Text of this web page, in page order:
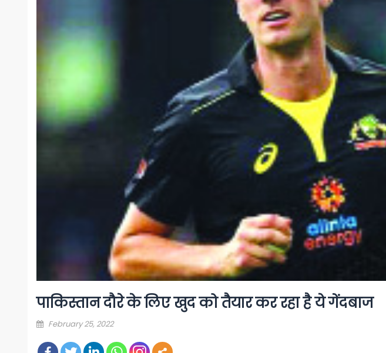
पाकिस्तान दौरे के लिए खुद को तैयार कर रहा है ये गेंदबाज
Posted
February 25, 2022